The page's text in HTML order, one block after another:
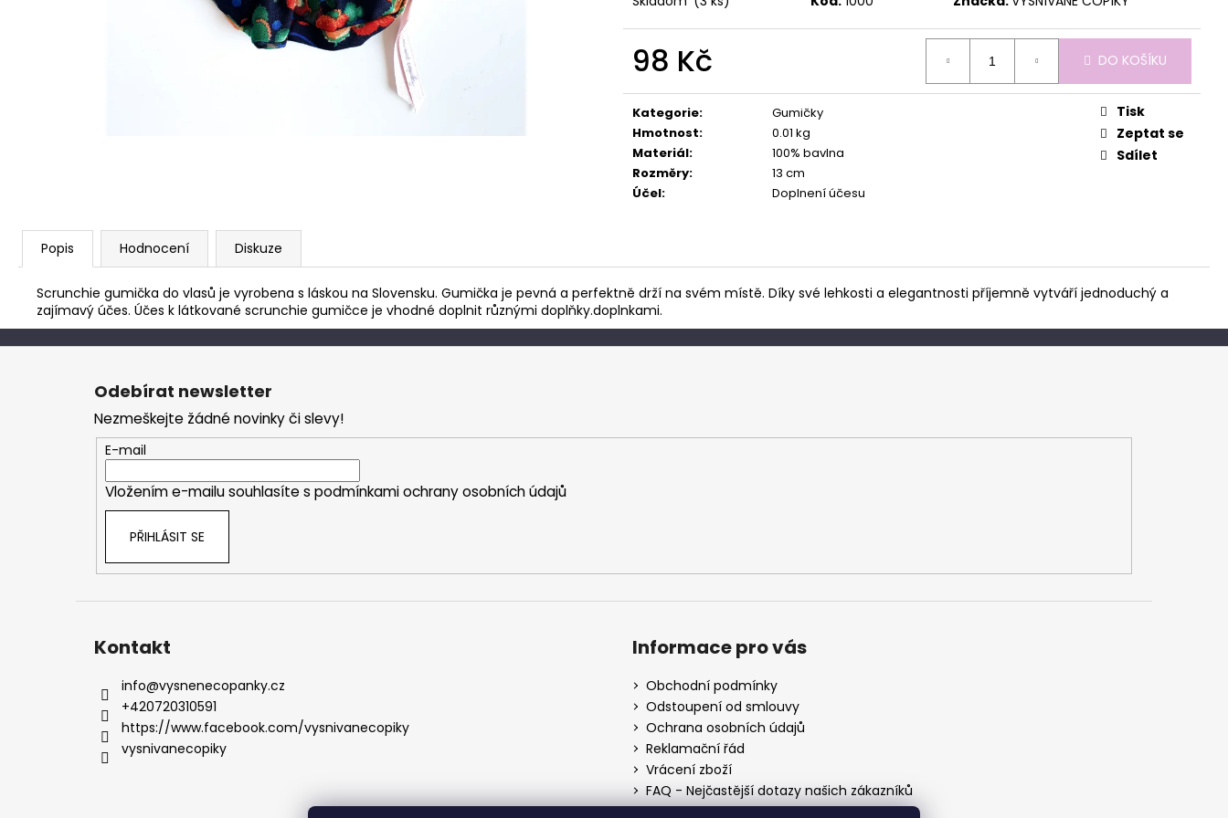
98 Kč
cena:
DO KOŠÍKU
Kategorie:
Gumičky
Hmotnost:
0.01 kg
Materiál:
100% bavlna
Rozměry:
13 cm
Účel: Doplnení účesu
Tisk
Zeptat se
Sdílet
Popis Hodnocení Diskuze
Scrunchie gumička do vlasů je vyrobena s láskou na Slovensku. Gumička je pevná a perfektně drží na svém místě. Díky své lehkosti a elegantnosti příjemně vytváří jednoduchý a
zajímavý účes. Účes k látkované scrunchie gumičce je vhodné doplnit různými doplňky.doplnkami.
Z
Odebírat newsletter
Nezmeškejte žádné novinky či slevy!
E-mail
Vložením e-mailu souhlasíte s podmínkami ochrany osobních údajů
PŘIHLÁSIT SE
Kontakt
info@vysnenecopanky.cz
+420720310591
https://www.facebook.com/vysnivanecopiky
vysnivanecopiky
Informace pro vás
Obchodní podmínky
Odstoupení od smlouvy
Ochrana osobních údajů
Reklamační řád
Vrácení zboží
FAQ - Nejčastější dotazy našich zákazníků
Mapa braiderek